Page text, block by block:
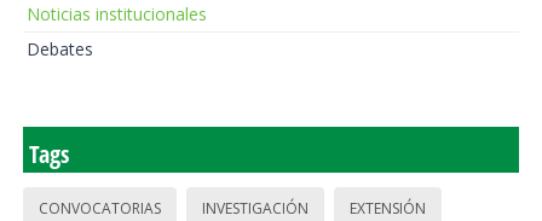
Noticias institucionales
Debates
Tags
CONVOCATORIAS INVESTIGACIÓN EXTENSIÓN